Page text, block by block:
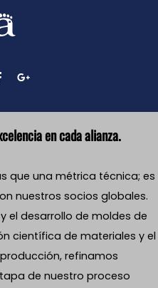
en cada alianza.
que una métrica técnica; es
nuestros socios globales.
el desarrollo de moldes de
científica de materiales y el
refinamos
de nuestro proceso